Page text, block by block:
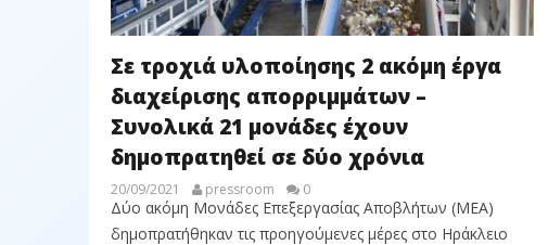
Σε τροχιά υλοποίησης 2 ακόμη έργα
διαχείρισης απορριμμάτων –
Συνολικά 21 μονάδες έχουν
δημοπρατηθεί σε δύο χρόνια
20/09/2021 pressroom 0
Δύο ακόμη Μονάδες Επεξεργασίας Αποβλήτων (ΜΕΑ)
δημοπρατήθηκαν τις προηγούμενες μέρες στο Ηράκλειο